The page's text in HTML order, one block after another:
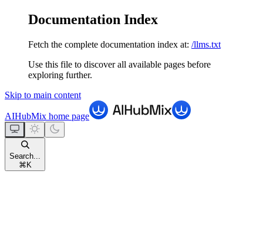
Documentation Index
Fetch the complete documentation index at: /llms.txt
Use this file to discover all available pages before
exploring further.
Skip to main content
AIHubMix home page
Search...
⌘ K